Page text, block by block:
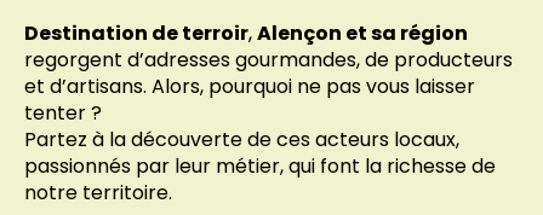
Destination de terroir,Alençon et sa région
regorgent d’adresses gourmandes, de producteurs
et d’artisans. Alors, pourquoi ne pas vous laisser
tenter ?
Partez à la découverte de ces acteurs locaux,
passionnés par leur métier, qui font la richesse de
notre territoire.